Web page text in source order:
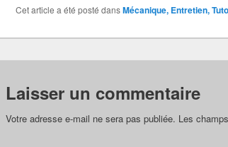
Cet article a été posté dansMécanique, Entretien,
Laisser un commentaire
Votre adresse e-mail ne sera pas publiée. Les